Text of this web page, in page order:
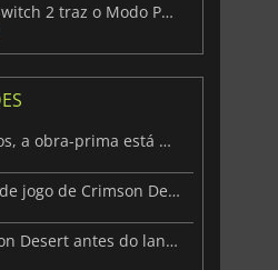
A atualização da Nintendo Switch 2 traz o Modo Portátil aos jogos mais antigos da Switch
GTA VI: Para além dos atrasos, a obra-prima está quase a chegar
Pearl Abyss revela imagens de jogo de Crimson Desert para a PS5
A controvérsia atinge Crimson Desert antes do lançamento